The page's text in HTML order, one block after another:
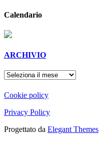
Calendario
ARCHIVIO
ARCHIVIO
Cookie policy
Privacy Policy
Progettato da Elegant Themes